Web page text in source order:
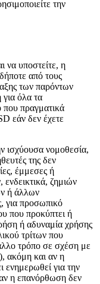
την
να υποστείτε, η
από τους
των παρόντων
όλα τα
που πραγματικά
εάν δεν έχετε
ισχύουσα νομοθεσία,
της δεν
έμμεσες ή
ζημιών
ή άλλων
για προσωπικό
που προκύπτει ή
ή αδυναμία χρήσης
τρίτων που
τρόπο σε σχέση με
ακόμη και αν η
ενημερωθεί για την
η επανόρθωση δεν